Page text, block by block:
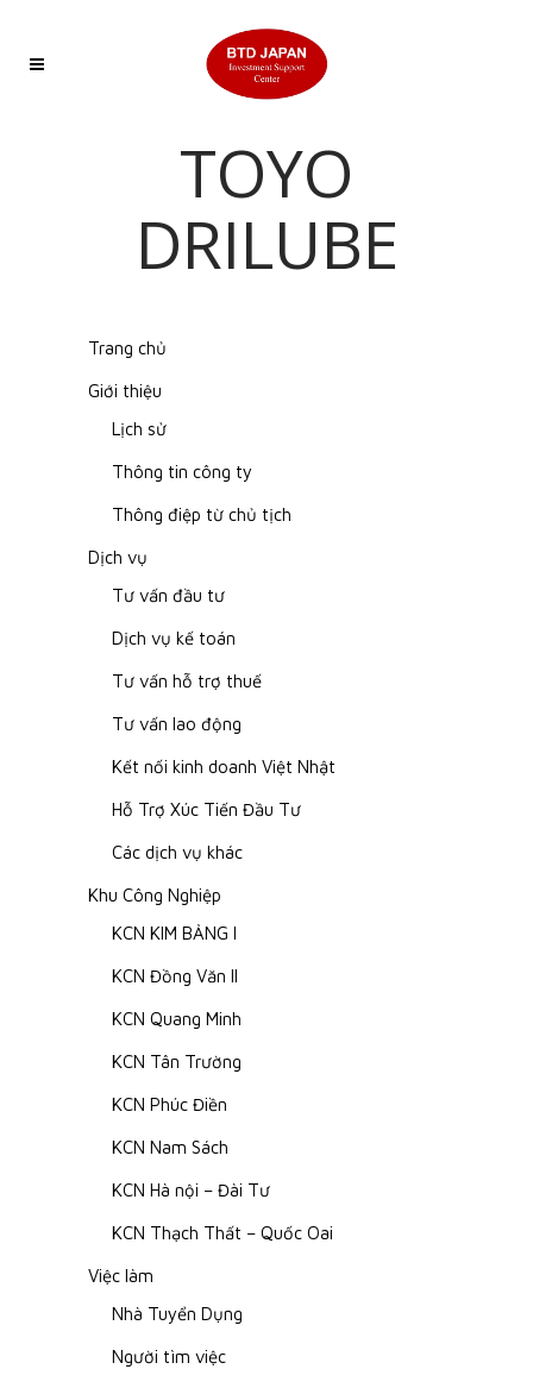
TOYO
DRILUBE
Trang chủ
Giới thiệu
Lịch sử
Thông tin công ty
Thông điệp từ chủ tịch
Dịch vụ
Tư vấn đầu tư
Dịch vụ kế toán
Tư vấn hỗ trợ thuế
Tư vấn lao động
Kết nối kinh doanh Việt Nhật
Hỗ Trợ Xúc Tiến Đầu Tư
Các dịch vụ khác
Khu Công Nghiệp
KCN KIM BẢNG I
KCN Đồng Văn II
KCN Quang Minh
KCN Tân Trường
KCN Phúc Điền
KCN Nam Sách
KCN Hà nội – Đài Tư
KCN Thạch Thất – Quốc Oai
Việc làm
Nhà Tuyển Dụng
Người tìm việc